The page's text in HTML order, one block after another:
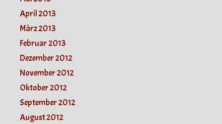
April 2013
März 2013
Februar 2013
Dezember 2012
November 2012
Oktober 2012
September 2012
August 2012